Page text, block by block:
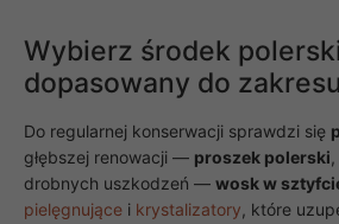
Wybierz środek polerski
dopasowany do
Do regularnej konserwacji sprawdzi się
głębszej renowacji — proszek polerski
drobnych uszkodzeń — wosk w
pielęgnujące i krystalizatory, które